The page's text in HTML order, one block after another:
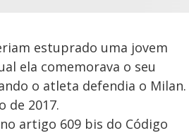
estuprado uma jovem
ela comemorava o seu
o atleta defendia o Milan.
de 2017.
artigo 609 bis do Código